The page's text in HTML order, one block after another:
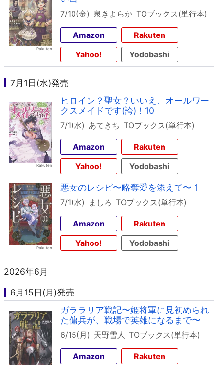
7/10(金) 泉きよらか TOブックス(単行本)
Amazon
Rakuten
Yahoo!
Yodobashi
7月1日(水)発売
ヒロイン？聖女？いいえ、オールワー
クスメイドです(誇)！10
7/1(水) あてきち TOブックス(単行本)
Amazon
Rakuten
Yahoo!
Yodobashi
悪女のレシピ〜略奪愛を添えて〜 1
7/1(水) ましろ TOブックス(単行本)
Amazon
Rakuten
Yahoo!
Yodobashi
2026年6月
6月15日(月)発売
ガララリア戦記〜姫将軍に見初められ
た傭兵が、戦場で英雄になるまで〜
6/15(月) 天野雪人 TOブックス(単行本)
Amazon Rakuten